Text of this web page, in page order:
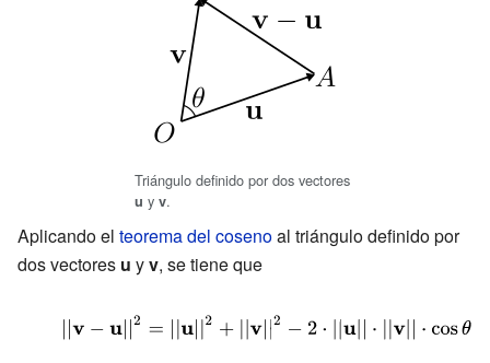
Triángulo definido por dos vectores
u y v.
Aplicando el teorema del cosenoal triángulo definido por
dos vectores u yv, se tiene que
{\displaystyle